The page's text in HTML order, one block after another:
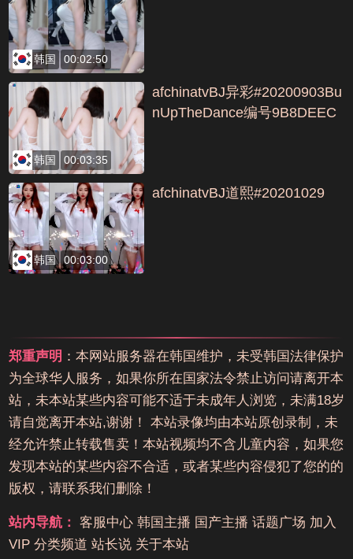
韩国 00:02:50
韩国 00:03:35
afchinatvBJ异彩#20200903Bu
nUpTheDance编号9B8DEEC
韩国 00:03:00
afchinatvBJ道熙#20201029
郑重声明 ：本网站服务器在韩国维护，未受韩国法律保护
为全球华人服务，如果你所在国家法令禁止访问请离开本
站，未本站某些内容可能不适于未成年人浏览，未满18岁
请自觉离开本站,谢谢！ 本站录像均由本站原创录制，未
经允许禁止转载售卖！本站视频均不含儿童内容，如果您
发现本站的某些内容不合适，或者某些内容侵犯了您的的
版权，请联系我们删除！
站内导航： 客服中心 韩国主播 国产主播 话题广场 加入
VIP 分类频道 站长说 关于本站